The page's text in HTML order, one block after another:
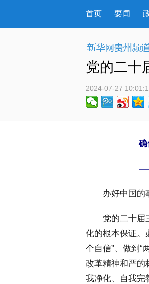
首页 要闻
党的二十
2024-07-27
办好中国的事
党的二十届三
化的根本保证。
个自信”、做到“
改革精神和严的
我净化、自我完